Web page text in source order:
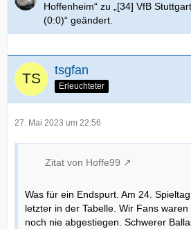
Hoffenheim“ zu „[34] VfB
(0:0)“ geändert.
tsgfan
Erleuchteter
27. Mai 2023 um 22:56
Zitat von Hoffe99
Was für ein Endspurt. Am 24.
letzter in der Tabelle. Wir Fans
noch nie abgestiegen. Schwerer